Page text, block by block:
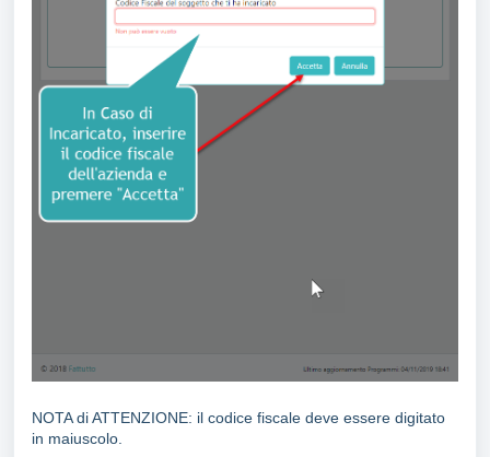
NOTA di ATTENZIONE: il codice fiscale deve essere digitato
in maiuscolo.